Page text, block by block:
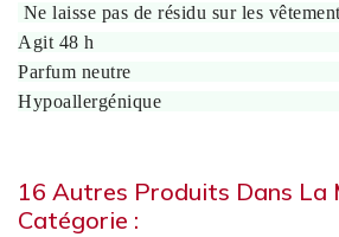
Ne laisse pas de résidu sur les
Agit 48 h
Parfum neutre
Hypoallergénique
16 Autres Produits Dans La
Catégorie :